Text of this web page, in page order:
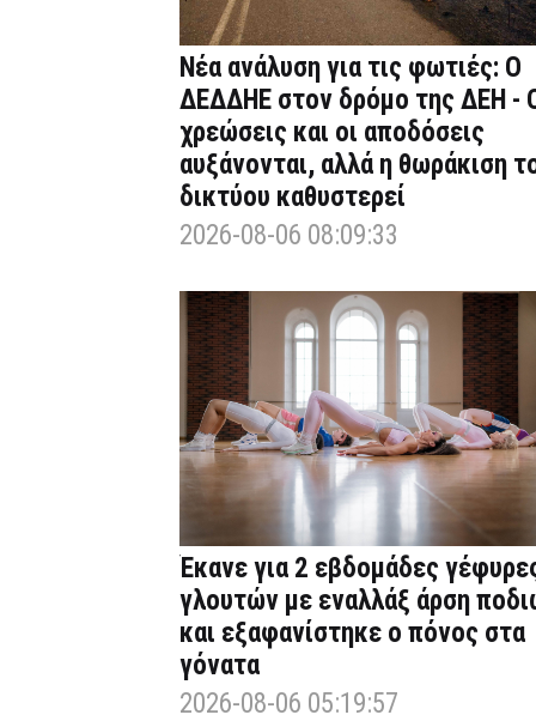
Νέα ανάλυση για τις φωτιές: Ο
ΔΕΔΔΗΕ στον δρόμο της ΔΕΗ -
χρεώσεις και οι αποδόσεις
αυξάνονται, αλλά η θωράκιση
δικτύου καθυστερεί
2026-08-06 08:09:33
Έκανε για 2 εβδομάδες
γλουτών με εναλλάξ άρση
και εξαφανίστηκε ο πόνος στα
γόνατα
2026-08-06 05:19:57